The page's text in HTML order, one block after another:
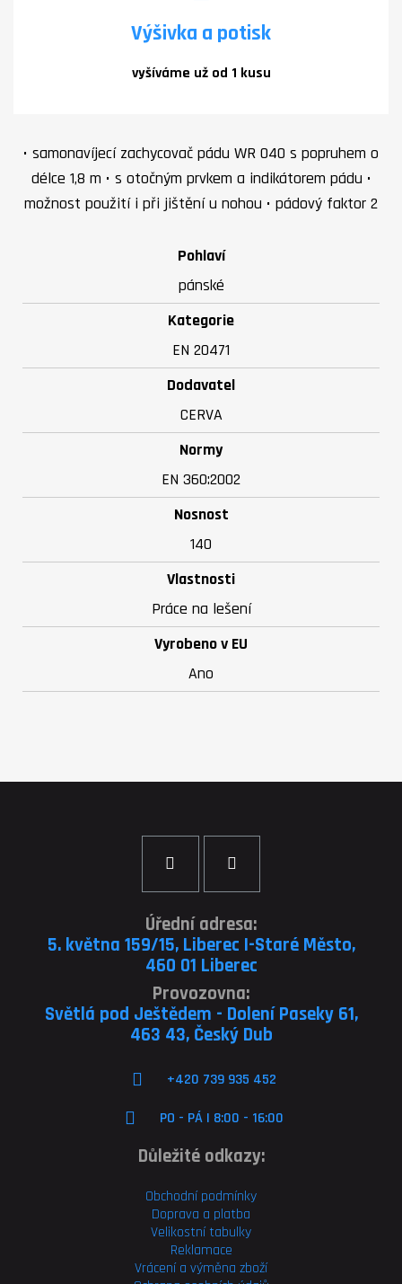
Výšivka a potisk
vyšíváme už od 1 kusu
• samonavíjecí zachycovač pádu WR 040 s popruhem o
délce 1,8 m • s otočným prvkem a indikátorem pádu •
možnost použití i při jištění u nohou • pádový faktor 2
Pohlaví
pánské
Kategorie
EN 20471
Dodavatel
CERVA
Normy
EN 360:2002
Nosnost
140
Vlastnosti
Práce na lešení
Vyrobeno v EU
Ano
Úřední adresa:
5. května 159/15, Liberec I-Staré Město,
460 01 Liberec
Provozovna:
Světlá pod Ještědem - Dolení Paseky 61,
463 43, Český Dub
+420 739 935 452
PO - PÁ | 8:00 - 16:00
Důležité odkazy:
Obchodní podmínky
Doprava a platba
Velikostní tabulky
Reklamace
Vrácení a výměna zboží